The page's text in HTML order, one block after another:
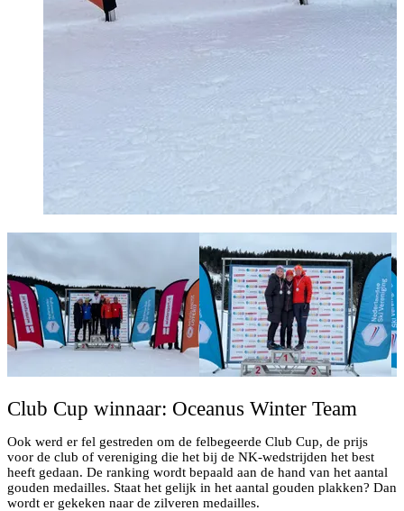
Club Cup winnaar: Oceanus Winter Team
Ook werd er fel gestreden om de felbegeerde Club Cup, de prijs
voor de club of vereniging die het bij de NK-wedstrijden het best
heeft gedaan. De ranking wordt bepaald aan de hand van het aantal
gouden medailles. Staat het gelijk in het aantal gouden plakken? Dan
wordt er gekeken naar de zilveren medailles.